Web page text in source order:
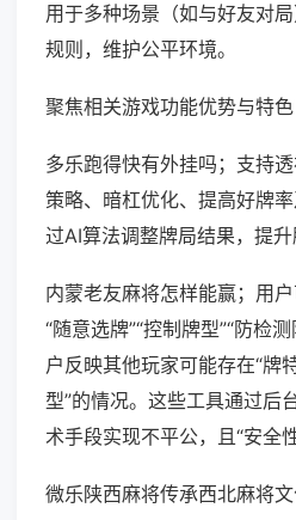
用于多种场景（如与好友对
规则，维护公平环境。
聚焦相关游戏功能优势与特色
多乐跑得快有外挂吗；支持
策略、暗杠优化、提高好牌
过AI算法调整牌局结果，提升
内蒙老友麻将怎样能赢；用
“随意选牌”“控制牌型”“防检
户反映其他玩家可能存在“牌
型”的情况。这些工具通过后
术手段实现不平公，且“安全性
微乐陕西麻将传承西北麻将